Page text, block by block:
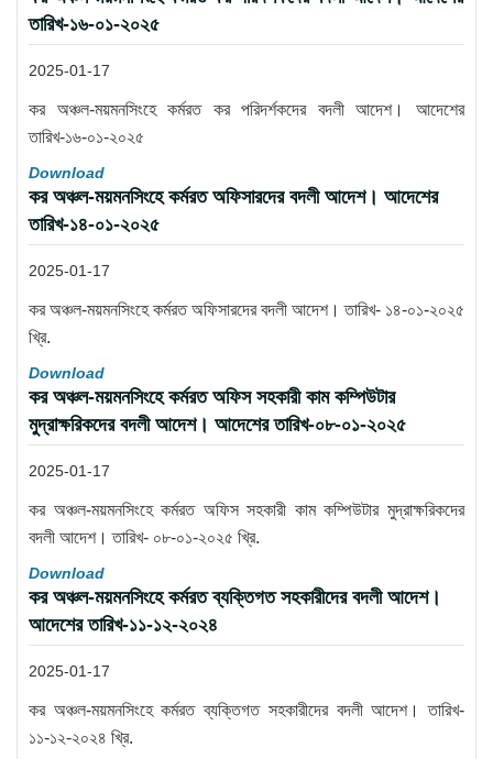
তারিখ-১৬-০১-২০২৫
2025-01-17
কর অঞ্চল-ময়মনসিংহে কর্মরত কর পরিদর্শকদের বদলী আদেশ। আদেশের
তারিখ-১৬-০১-২০২৫
Download
কর অঞ্চল-ময়মনসিংহে কর্মরত অফিসারদের বদলী আদেশ। আদেশের
তারিখ-১৪-০১-২০২৫
2025-01-17
কর অঞ্চল-ময়মনসিংহে কর্মরত অফিসারদের বদলী আদেশ। তারিখ- ১৪-০১-২০২৫
খ্রি.
Download
কর অঞ্চল-ময়মনসিংহে কর্মরত অফিস সহকারী কাম কম্পিউটার
মুদ্রাক্ষরিকদের বদলী আদেশ। আদেশের তারিখ-০৮-০১-২০২৫
2025-01-17
কর অঞ্চল-ময়মনসিংহে কর্মরত অফিস সহকারী কাম কম্পিউটার মুদ্রাক্ষরিকদের
বদলী আদেশ। তারিখ- ০৮-০১-২০২৫ খ্রি.
Download
কর অঞ্চল-ময়মনসিংহে কর্মরত ব্যক্তিগত সহকারীদের বদলী আদেশ।
আদেশের তারিখ-১১-১২-২০২৪
2025-01-17
কর অঞ্চল-ময়মনসিংহে কর্মরত ব্যক্তিগত সহকারীদের বদলী আদেশ। তারিখ-
১১-১২-২০২৪ খ্রি.